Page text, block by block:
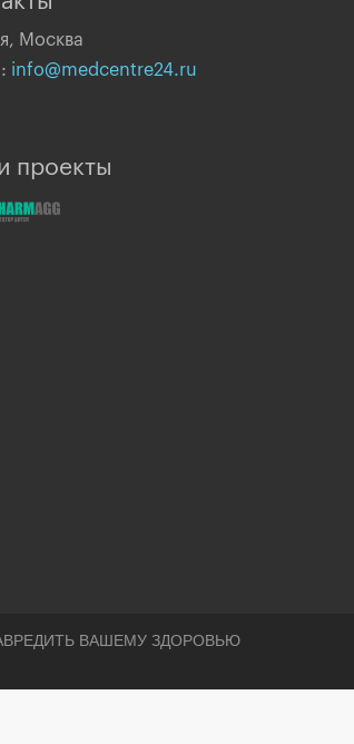
Москва
info@medcentre24.ru
проекты
ВАШЕМУ ЗДОРОВЬЮ